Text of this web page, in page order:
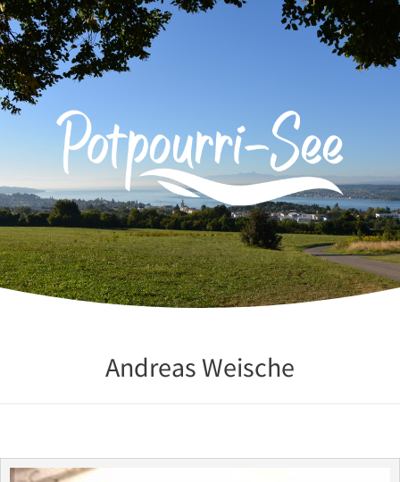
Zum
Inhalt
springen
Andreas Weische